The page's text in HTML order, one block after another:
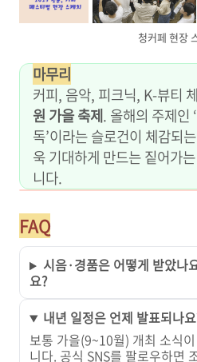
청커페 현장
마무리
커피, 음악, 피크닉, K-뷰티
원 가을 축제. 올해의 주제인
독’이라는 슬로건이 체감되
욱 기대하게 만드는 짙어가
니다.
FAQ
시음·경품은 어떻게 받았나
요?
내년 일정은 언제 발표되나
보통 가을(9~10월) 개최 소식
니다. 공식 SNS를 팔로우하면